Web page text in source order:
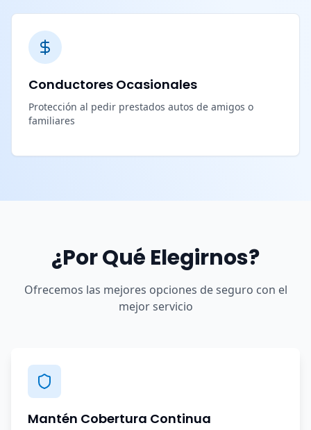
Conductores Ocasionales
Protección al pedir prestados autos de amigos o
familiares
¿Por Qué Elegirnos?
Ofrecemos las mejores opciones de seguro con el
mejor servicio
Mantén Cobertura Continua